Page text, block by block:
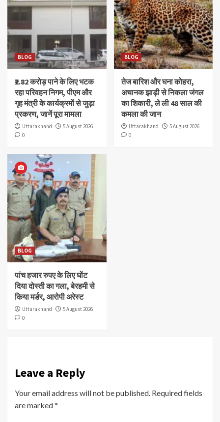
BLOG
₹2.82 करोड़ पाने के लिए भटक
रहा परिवहन निगम, पीएम और
गृह मंत्री के कार्यक्रमों से जुड़ा
प्रकरण, जानें पूरा मामला
Uttarakhand
5 August 2026
0
BLOG
तेज बारिश और घना कोहरा,
अचानक झाड़ी से निकला जंगल
का शिकारी, ले ली 48 साल की
कमला की जान
Uttarakhand
5 August 2026
0
BLOG
पांच हजार रुपए के लिए घोंट
दिया दोस्ती का गला, बेरहमी से
किया मर्डर, आरोपी अरेस्ट
Uttarakhand
5 August 2026
0
Leave a Reply
Your email address will not be published. Required fields
are marked*